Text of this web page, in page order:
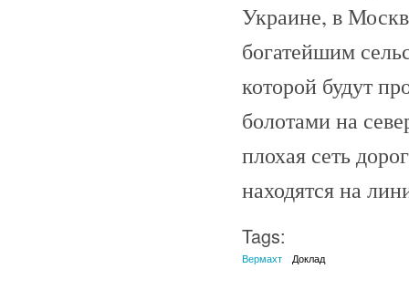
Украине, в
богатейшим
которой будут
болотами на
плохая сеть
находятся на
Tags:
Вермахт Доклад